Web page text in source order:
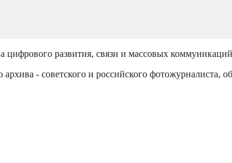
развития, связи и массовых
- советского и российского фотожурналиста,